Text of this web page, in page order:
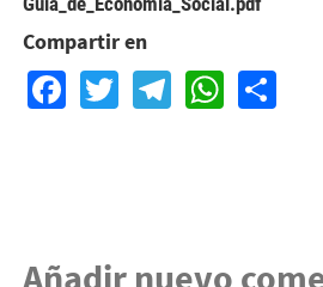
Compartir en
Facebook
TwitterTelegram
Añadir nuevo